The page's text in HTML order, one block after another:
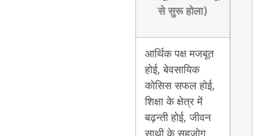
से सुरू होला)
आर्थिक पक्ष मजबूत
होई, बेवसायिक
कोसिस सफल होई,
शिक्षा के क्षेत्र में
बढ़न्ती होई, जीवन